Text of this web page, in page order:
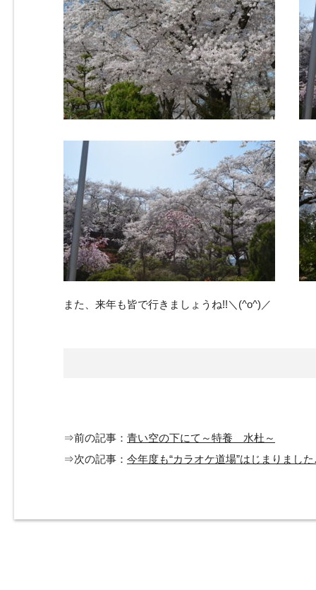
また、来年も皆で行きましょうね!!＼(^o^)／
⇒前の記事： 青い空の下にて～特養 水杜～
⇒次の記事： 今年度も“カラオケ道場”はじまりました